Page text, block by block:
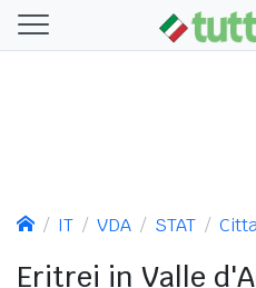
IT VDA STAT
Eritrei in Valle